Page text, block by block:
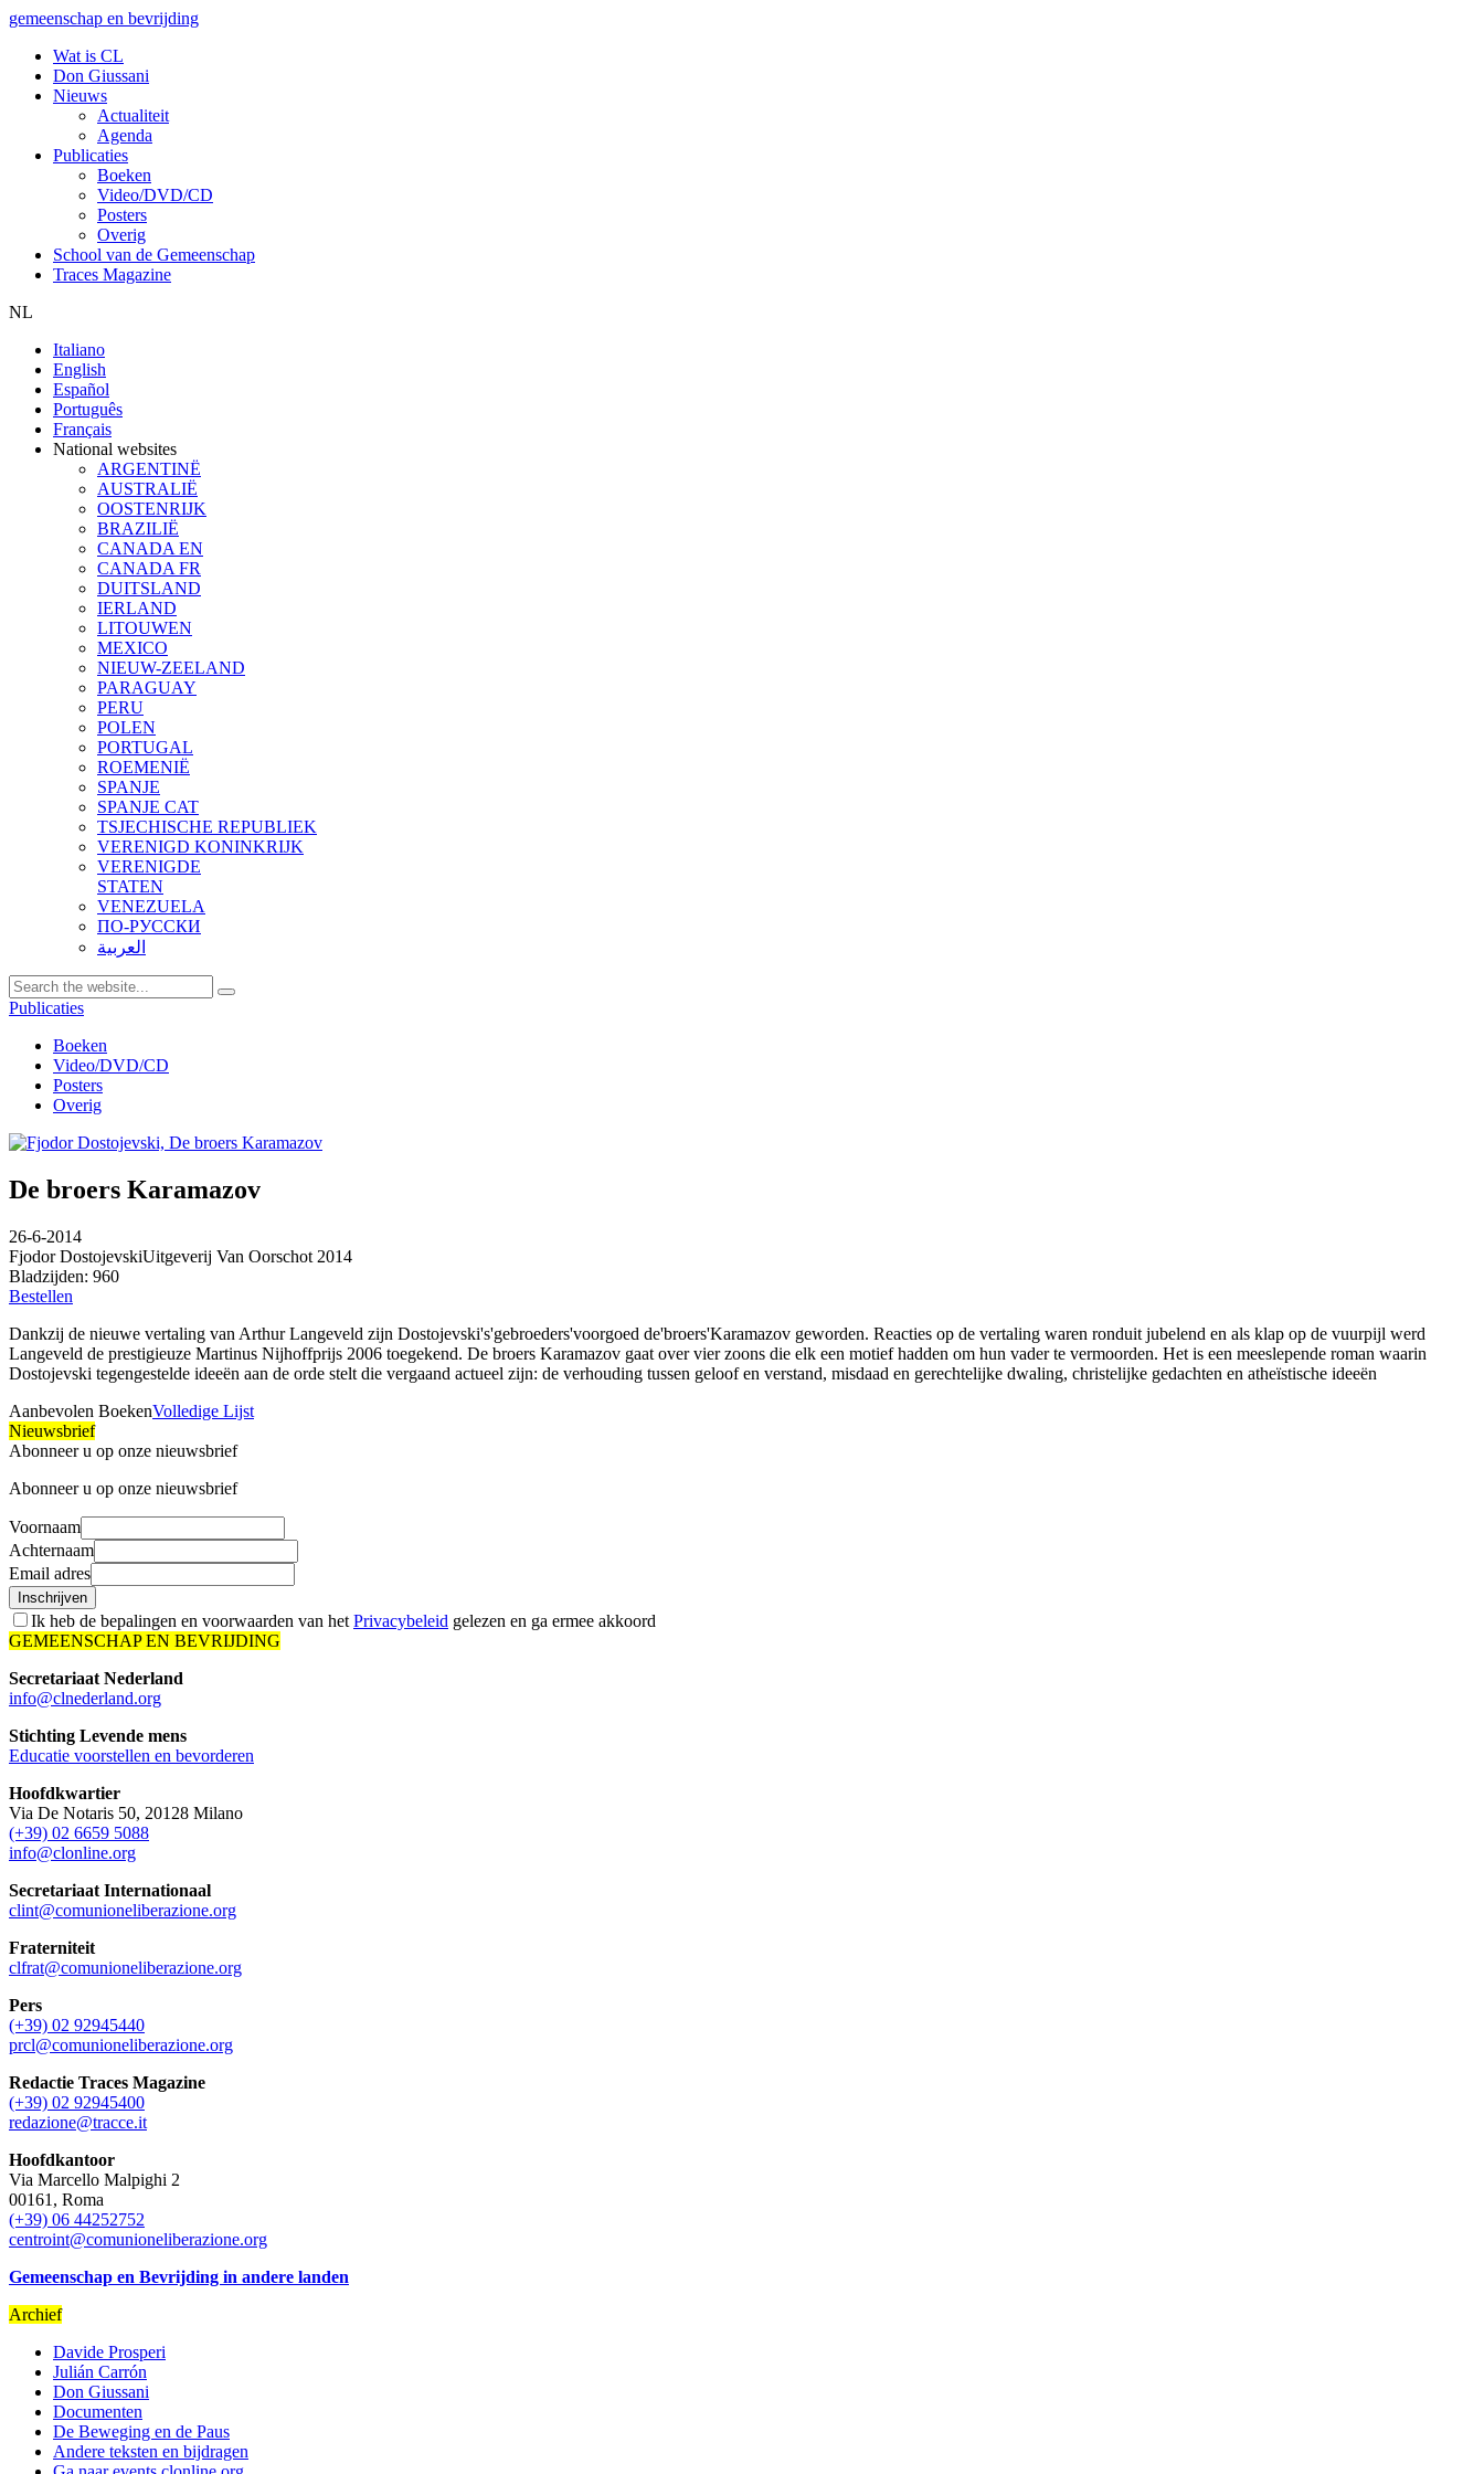
gemeenschap en bevrijding
Wat is CL
Don Giussani
Nieuws
Actualiteit
Agenda
Publicaties
Boeken
Video/DVD/CD
Posters
Overig
School van de Gemeenschap
Traces Magazine
NL
Italiano
English
Español
Português
Français
National websites
ARGENTINË
AUSTRALIË
OOSTENRIJK
BRAZILIË
CANADA EN
CANADA FR
DUITSLAND
IERLAND
LITOUWEN
MEXICO
NIEUW-ZEELAND
PARAGUAY
PERU
POLEN
PORTUGAL
ROEMENIË
SPANJE
SPANJE CAT
TSJECHISCHE REPUBLIEK
VERENIGD KONINKRIJK
VERENIGDE
STATEN
VENEZUELA
ПО-РУССКИ
العربية
Publicaties
Boeken
Video/DVD/CD
Posters
Overig
De broers Karamazov
26-6-2014
Fjodor DostojevskiUitgeverij Van Oorschot 2014
Bladzijden: 960
Bestellen
Dankzij de nieuwe vertaling van Arthur Langeveld zijn Dostojevski's'gebroeders'voorgoed de'broers'Karamazov geworden. Reacties op de vertaling waren ronduit jubelend en als klap op de vuurpijl werd
Langeveld de prestigieuze Martinus Nijhoffprijs 2006 toegekend. De broers Karamazov gaat over vier zoons die elk een motief hadden om hun vader te vermoorden. Het is een meeslepende roman waarin
Dostojevski tegengestelde ideeën aan de orde stelt die vergaand actueel zijn: de verhouding tussen geloof en verstand, misdaad en gerechtelijke dwaling, christelijke gedachten en atheïstische ideeën
Aanbevolen BoekenVolledige Lijst
Nieuwsbrief
Abonneer u op onze nieuwsbrief
Abonneer u op onze nieuwsbrief
Voornaam
Achternaam
Email adres
Inschrijven
Ik heb de bepalingen en voorwaarden van het Privacybeleid gelezen en ga ermee akkoord
GEMEENSCHAP EN BEVRIJDING
Secretariaat Nederland
info@clnederland.org
Stichting Levende mens
Educatie voorstellen en bevorderen
Hoofdkwartier
Via De Notaris 50, 20128 Milano
(+39) 02 6659 5088
info@clonline.org
Secretariaat Internationaal
clint@comunioneliberazione.org
Fraterniteit
clfrat@comunioneliberazione.org
Pers
(+39) 02 92945440
prcl@comunioneliberazione.org
Redactie Traces Magazine
(+39) 02 92945400
redazione@tracce.it
Hoofdkantoor
Via Marcello Malpighi 2
00161, Roma
(+39) 06 44252752
centroint@comunioneliberazione.org
Gemeenschap en Bevrijding in andere landen
Archief
Davide Prosperi
Julián Carrón
Don Giussani
Documenten
De Beweging en de Paus
Andere teksten en bijdragen